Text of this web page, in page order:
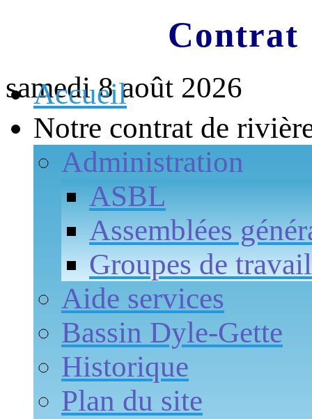
Contrat
samedi 8 août 2026
Accueil
Notre contrat de
Administration
ASBL
Assemblées
Groupes de travail
Aide services
Bassin Dyle-Gette
Historique
Plan du site